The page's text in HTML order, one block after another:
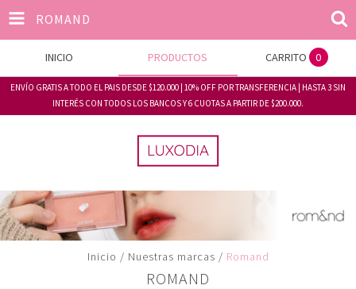
ROMAND
INICIO PRODUCTOS CARRITO 0
ENVÍO GRATIS A TODO EL PAIS DESDE $120.000 | 10% OFF POR TRANSFERENCIA | HASTA 3 SIN
INTERÉS CON TODOS LOS BANCOS Y 6 CUOTAS A PARTIR DE $200.000.
Inicio / Nuestras marcas / Romand
ROMAND